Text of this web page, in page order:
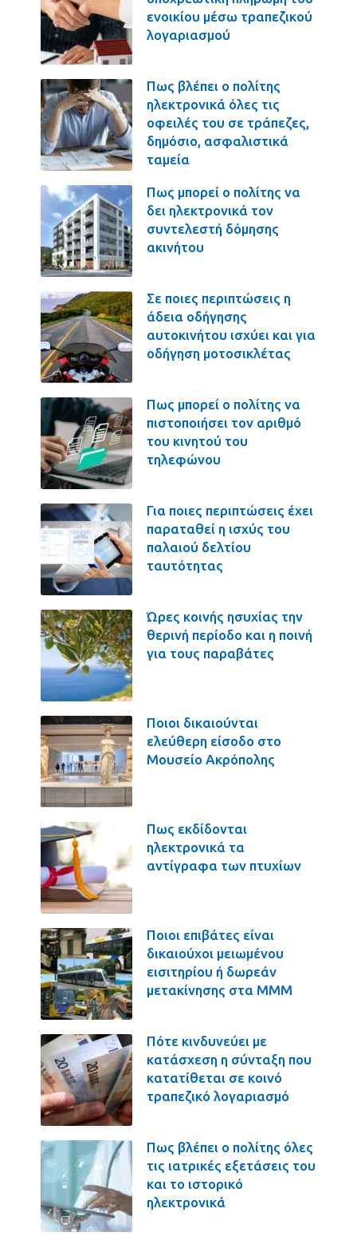
ενοικίου μέσω τραπεζικού
λογαριασμού
Πως βλέπει ο πολίτης
ηλεκτρονικά όλες τις
οφειλές του σε τράπεζες,
δημόσιο, ασφαλιστικά
ταμεία
Πως μπορεί ο πολίτης να
δει ηλεκτρονικά τον
συντελεστή δόμησης
ακινήτου
Σε ποιες περιπτώσεις η
άδεια οδήγησης
αυτοκινήτου ισχύει και για
οδήγηση μοτοσικλέτας
Πως μπορεί ο πολίτης να
πιστοποιήσει τον αριθμό
του κινητού του
τηλεφώνου
Για ποιες περιπτώσεις έχει
παραταθεί η ισχύς του
παλαιού δελτίου
ταυτότητας
Ώρες κοινής ησυχίας την
θερινή περίοδο και η ποινή
για τους παραβάτες
Ποιοι δικαιούνται
ελεύθερη είσοδο στο
Μουσείο Ακρόπολης
Πως εκδίδονται
ηλεκτρονικά τα
αντίγραφα των πτυχίων
Ποιοι επιβάτες είναι
δικαιούχοι μειωμένου
εισιτηρίου ή δωρεάν
μετακίνησης στα ΜΜΜ
Πότε κινδυνεύει με
κατάσχεση η σύνταξη που
κατατίθεται σε κοινό
τραπεζικό λογαριασμό
Πως βλέπει ο πολίτης όλες
τις ιατρικές εξετάσεις του
και το ιστορικό
ηλεκτρονικά